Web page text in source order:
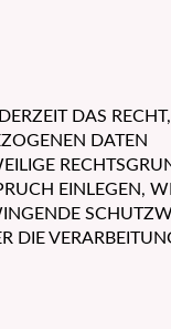
DAS
DATEN
EINLEGEN,
DIE